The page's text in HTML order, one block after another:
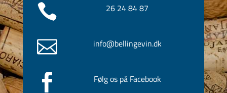
 26 24 84 87
 info@bellingevin.dk
 Følg os på Facebook